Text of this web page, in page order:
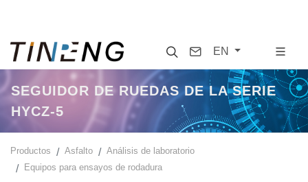
SearchContact
EN
SEGUIDOR DE RUEDAS DE LA SERIE
HYCZ-5
Productos Asfalto
Análisis de laboratorio
Equipos para ensayos de rodadura